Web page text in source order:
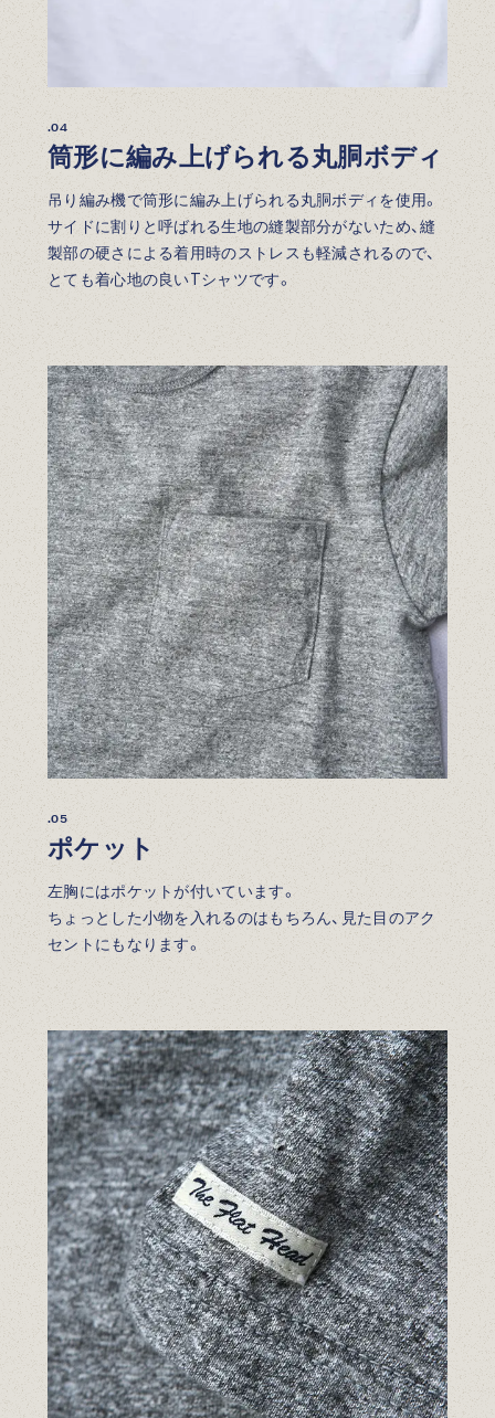
.04
筒形に編み上げられる丸胴ボディ
吊り編み機で筒形に編み上げられる丸胴ボディを使用。
サイドに割りと呼ばれる生地の縫製部分がないため、縫
製部の硬さによる着用時のストレスも軽減されるので、
とても着心地の良いTシャツです。
.05
ポケット
左胸にはポケットが付いています。
ちょっとした小物を入れるのはもちろん、見た目のアク
セントにもなります。